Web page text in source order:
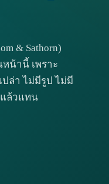
& Sathorn)
น้านี้ เพราะ
ล่า ไม่มีรูป ไม่มี
ล้วแทน